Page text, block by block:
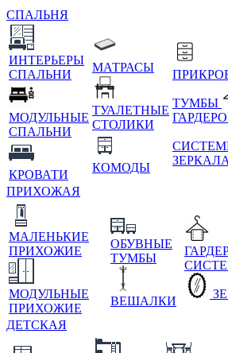
СПАЛЬНЯ
ИНТЕРЬЕРЫ
СПАЛЬНИ
МОДУЛЬНЫЕ
СПАЛЬНИ
КРОВАТИ
МАТРАСЫ
ТУАЛЕТНЫЕ
СТОЛИКИ
КОМОДЫ
ТУМБЫ
ЗЕРКАЛА
ПРИХОЖАЯ
МАЛЕНЬКИЕ
ПРИХОЖИЕ
МОДУЛЬНЫЕ
ПРИХОЖИЕ
ОБУВНЫЕ
ТУМБЫ
ВЕШАЛКИ
ДЕТСКАЯ